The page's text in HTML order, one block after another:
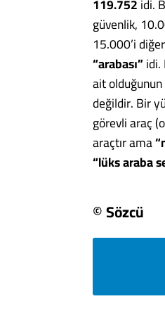
güvenlik,
15.000’i
“arabası”idi.
ait
değildir. Bir
görevli araç
araçtır ama
“lüks araba
© Sözcü